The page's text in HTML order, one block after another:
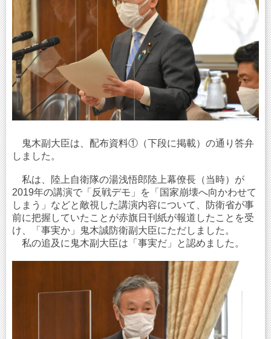
鬼木副大臣は、配布資料①（下段に掲載）の通り答弁
しました。
私は、陸上自衛隊の湯浅悟郎陸上幕僚長（当時）が
2019年の講演で「反戦デモ」を「国家崩壊へ向かわせて
しまう」などと敵視した講演内容について、防衛省が事
前に把握していたことが赤旗日刊紙が報道したことを受
け、「事実か」鬼木誠防衛副大臣にただしました。
私の追及に鬼木副大臣は「事実だ」と認めました。